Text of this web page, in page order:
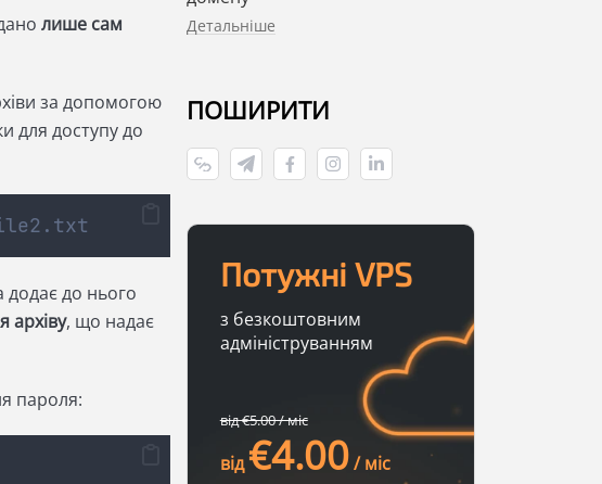
лише сам
за допомогою
для доступу до
до нього
архіву, що надає
пароля:
Детальніше
ПОШИРИТИ
Потужні VPS
з безкоштовним
адмініструванням
від €5.00 / міс
від€4.00/ міс